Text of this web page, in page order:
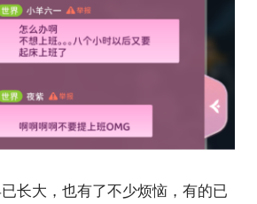
长大，也有了不少烦恼，有的已